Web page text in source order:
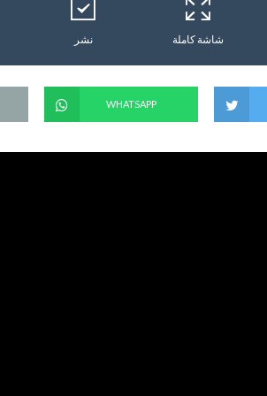
شاشة كاملة نشر
WHATSAPP